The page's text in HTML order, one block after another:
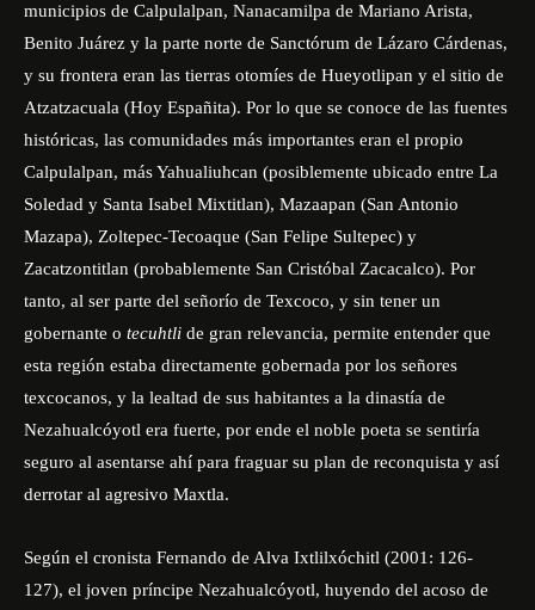
municipios de Calpulalpan, Nanacamilpa de Mariano Arista,
Benito Juárez y la parte norte de Sanctórum de Lázaro Cárdenas,
y su frontera eran las tierras otomíes de Hueyotlipan y el sitio de
Atzatzacuala (Hoy Españita). Por lo que se conoce de las fuentes
históricas, las comunidades más importantes eran el propio
Calpulalpan, más Yahualiuhcan (posiblemente ubicado entre La
Soledad y Santa Isabel Mixtitlan), Mazaapan (San Antonio
Mazapa), Zoltepec-Tecoaque (San Felipe Sultepec) y
Zacatzontitlan (probablemente San Cristóbal Zacacalco). Por
tanto, al ser parte del señorío de Texcoco, y sin tener un
gobernante o tecuhtli de gran relevancia, permite entender que
esta región estaba directamente gobernada por los señores
texcocanos, y la lealtad de sus habitantes a la dinastía de
Nezahualcóyotl era fuerte, por ende el noble poeta se sentiría
seguro al asentarse ahí para fraguar su plan de reconquista y así
derrotar al agresivo Maxtla.
Según el cronista Fernando de Alva Ixtlilxóchitl (2001: 126-
127), el joven príncipe Nezahualcóyotl, huyendo del acoso de